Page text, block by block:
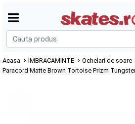
Acasa IMBRACAMINTE Ochelari de soare
Paracord Matte Brown Tortoise Prizm